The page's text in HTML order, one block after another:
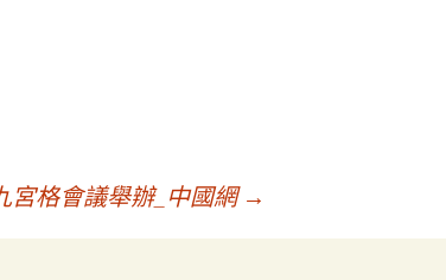
宮格會議舉辦_中國網 →